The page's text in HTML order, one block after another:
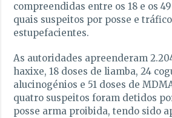
compreendidas entre os 18 e os
quais suspeitos por posse e
estupefacientes.
As autoridades apreenderam
haxixe, 18 doses de liamba, 24
alucinogénios e 51 doses de
quatro suspeitos foram detidos
posse arma proibida, tendo sido